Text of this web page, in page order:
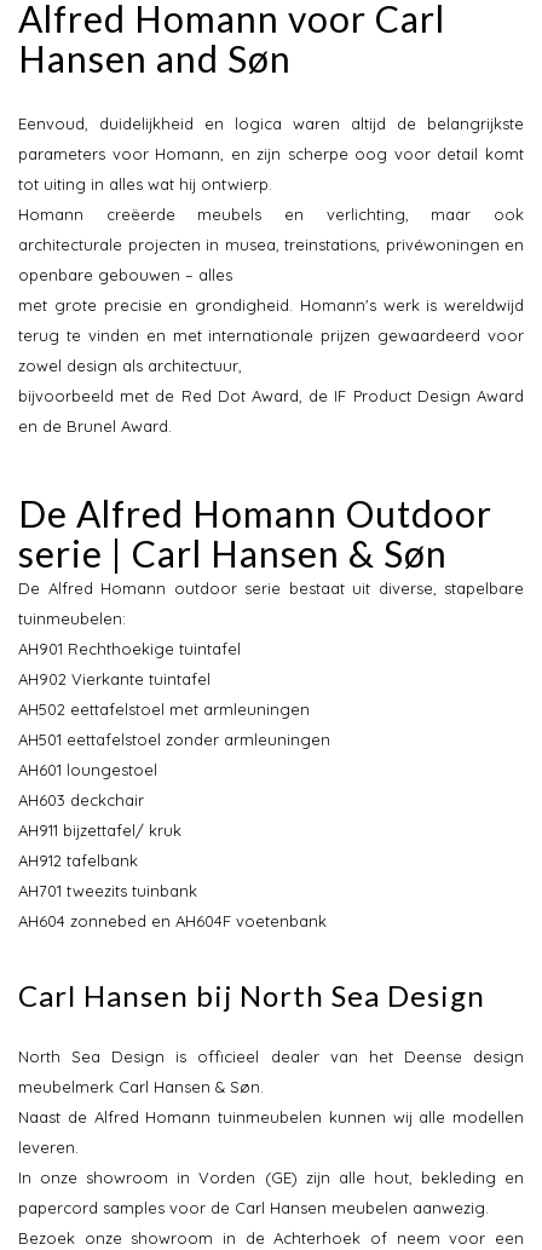
Alfred Homann voor Carl
Hansen and Søn
Eenvoud, duidelijkheid en logica waren altijd de belangrijkste
parameters voor Homann, en zijn scherpe oog voor detail komt
tot uiting in alles wat hij ontwierp.
Homann creëerde meubels en verlichting, maar ook
architecturale projecten in musea, treinstations, privéwoningen en
openbare gebouwen – alles
met grote precisie en grondigheid. Homann's werk is wereldwijd
terug te vinden en met internationale prijzen gewaardeerd voor
zowel design als architectuur,
bijvoorbeeld met de Red Dot Award, de IF Product Design Award
en de Brunel Award.
De Alfred Homann Outdoor
serie | Carl Hansen & Søn
De Alfred Homann outdoor serie bestaat uit diverse, stapelbare
tuinmeubelen:
AH901 Rechthoekige tuintafel
AH902 Vierkante tuintafel
AH502 eettafelstoel met armleuningen
AH501 eettafelstoel zonder armleuningen
AH601 loungestoel
AH603 deckchair
AH911 bijzettafel/ kruk
AH912 tafelbank
AH701 tweezits tuinbank
AH604 zonnebed en AH604F voetenbank
Carl Hansen bij North Sea Design
North Sea Design is officieel dealer van het Deense design
meubelmerk Carl Hansen & Søn.
Naast de Alfred Homann tuinmeubelen kunnen wij alle modellen
leveren.
In onze showroom in Vorden (GE) zijn alle hout, bekleding en
papercord samples voor de Carl Hansen meubelen aanwezig.
Bezoek onze showroom in de Achterhoek of neem voor een